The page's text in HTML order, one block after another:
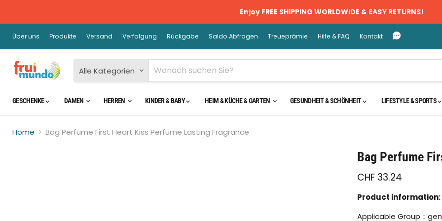
Enjoy FREE SHIPPING WORLDWIDE & EASY RETURNS!
Über uns Produkte Versand Verfolgung Rückgabe Saldo Abfragen Treueprämie Hilfe & FAQ Kontakt
Alle Kategorien
GESCHENKE DAMEN HERREN KINDER & BABY HEIM & KÜCHE & GARTEN GESUNDHEIT & SCHÖNHEIT LIFESTYLE & SPORTS
Home Bag Perfume First Heart Kiss Perfume Lasting FragranceKlicken oder scrollen, um zu Zoomen
Bag Perfume
CHF 33.24
Product information:
Applicable Group：